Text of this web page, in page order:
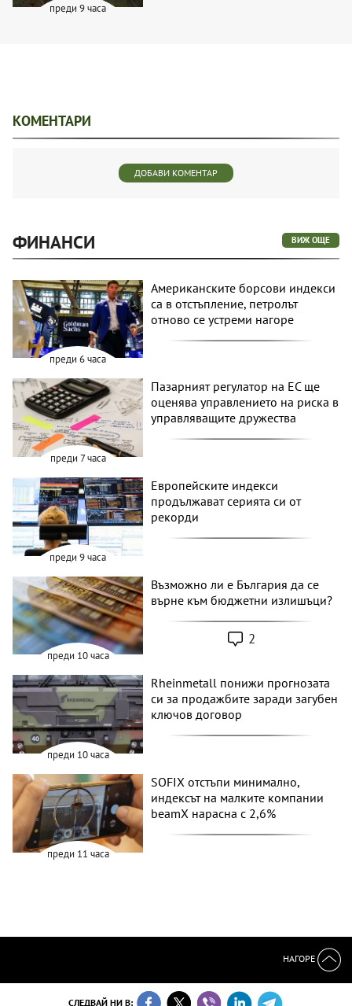
преди 9 часа
КОМЕНТАРИ
ДОБАВИ КОМЕНТАР
ФИНАНСИ ВИЖ ОЩЕ
преди 6 часа
Американските борсови индекси
са в отстъпление, петролът
отново се устреми нагоре
преди 7 часа
Пазарният регулатор на ЕС ще
оценява управлението на риска в
управляващите дружества
преди 9 часа
Европейските индекси
продължават серията си от
рекорди
преди 10 часа
Възможно ли е България да се
върне към бюджетни излишъци?
2
преди 10 часа
Rheinmetall понижи прогнозата
си за продажбите заради загубен
ключов договор
преди 11 часа
SOFIX отстъпи минимално,
индексът на малките компании
beamX нарасна с 2,6%
НАГОРЕ
СЛЕДВАЙ НИ В: